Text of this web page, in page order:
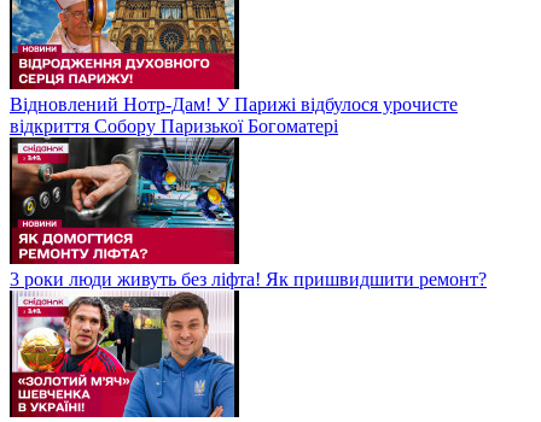
Відновлений Нотр-Дам! У Парижі відбулося урочисте
відкриття Собору Паризької Богоматері
3 роки люди живуть без ліфта! Як пришвидшити ремонт?